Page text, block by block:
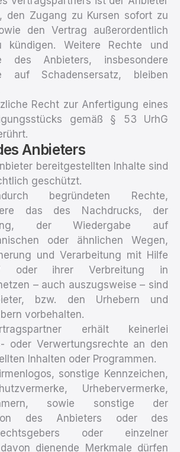
den Zugang zu Kursen sofort zu
den Vertrag außerordentlich
kündigen. Weitere Rechte und
des Anbieters, insbesondere
auf Schadensersatz, bleiben
Recht zur Anfertigung eines
gemäß § 53 UrhG
Anbieters
bereitgestellten Inhalte sind
geschützt.
begründeten Rechte,
das des Nachdrucks, der
der Wiedergabe auf
oder ähnlichen Wegen,
und Verarbeitung mit Hilfe
oder ihrer Verbreitung in
– auch auszugsweise – sind
bzw. den Urhebern und
vorbehalten.
erhält keinerlei
oder Verwertungsrechte an den
Inhalten oder Programmen.
sonstige Kennzeichen,
Urhebervermerke,
sowie sonstige der
des Anbieters oder des
oder einzelner
dienende Merkmale dürfen